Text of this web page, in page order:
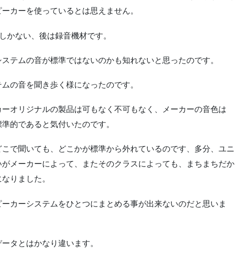
カーを使っているとは思えません。
かない、後は録音機材です。
テムの音が標準ではないのかも知れないと思ったのです。
の音を聞き歩く様になったのです。
オリジナルの製品は可もなく不可もなく、メーカーの音色は
的であると気付いたのです。
で聞いても、どこかが標準から外れているのです、多分、ユニ
メーカーによって、またそのクラスによっても、まちまちだか
りました。
カーシステムをひとつにまとめる事が出来ないのだと思いま
タとはかなり違います。